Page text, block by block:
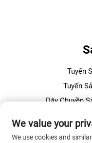
Tuyến
Tuyến
Dây Chuyền
We value your
We use cookies and